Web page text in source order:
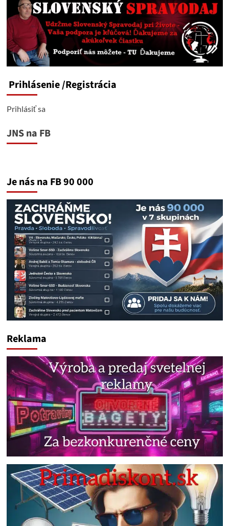
Prihlásenie/Registrácia
Prihlásiť sa
JNS na FB
Je nás na FB 90 000
Reklama